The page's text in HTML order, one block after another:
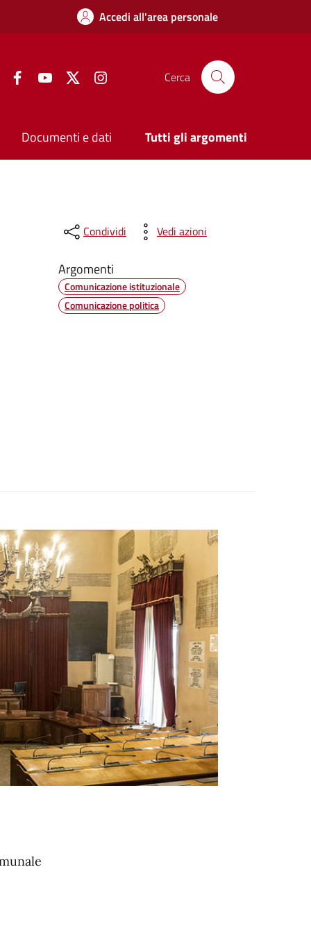
Accedi all'area personale
FacebookYouTube Twitter Cerca
Documenti e dati Tutti gli argomenti
Condividi Vedi azioni
Argomenti
Comunicazione istituzionale
Comunicazione politica